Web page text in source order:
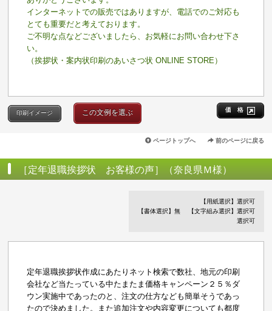
インターネットでの販売ではありますが、電話でのご対応も
とても重要だと考えております。
ご不明な点などございましたら、お気軽にお問い合わせ下さ
い。
（挨拶状・案内状印刷のあいさつ状 ONLINE STORE）
価 格
印刷イメージ この文例を選ぶ
ページトップへ 前のページに戻る
［定年退職挨拶状 お客様の声］（奈良県Ｍ様）
【用紙選択】選択可
【書体選択】無
【文字組み選択】選択可
選択可
定年退職挨拶状作成にあたりネット検索で数社、地元の印刷
会社など当たっている中たまたま価格キャンペーン２５％ダ
ウン実施中であったのと、注文の仕方なども簡単そうであっ
たので決めました。また追加注文や内容変更についても都度